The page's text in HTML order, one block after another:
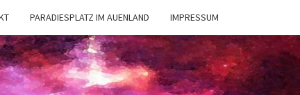
PARADIESPLATZ IM AUENLAND IMPRESSUM